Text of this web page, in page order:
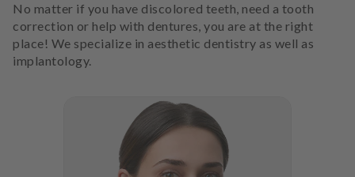
No matter if you have discolored teeth, need a tooth
correction or help with dentures, you are at the right
place! We specialize in aesthetic dentistry as well as
implantology.